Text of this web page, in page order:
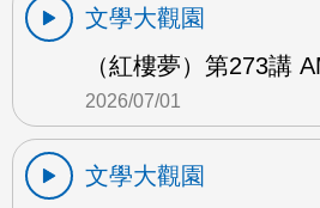
文學大觀園
（紅樓夢）第273講
2026/07/01
文學大觀園